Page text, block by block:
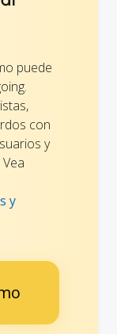
puede
con
y
y